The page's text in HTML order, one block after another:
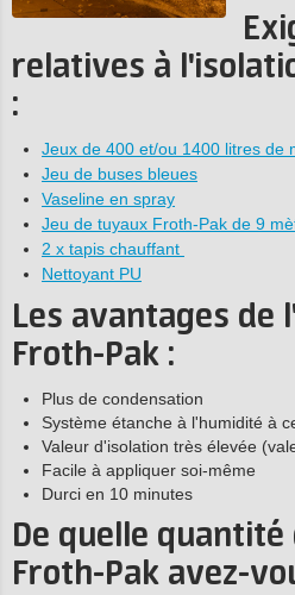
relatives à
:
Jeux de 400 et/ou 1400 litres de
Jeu de buses bleues
Vaseline en spray
Jeu de tuyaux Froth-Pak de 9
2 x tapis chauffant
Nettoyant PU
Les avantages de
Froth-Pak :
Plus de condensation
Système étanche à l'humidité à
Valeur d'isolation très élevée
Facile à appliquer soi-même
Durci en 10 minutes
De quelle quantité
Froth-Pak avez-